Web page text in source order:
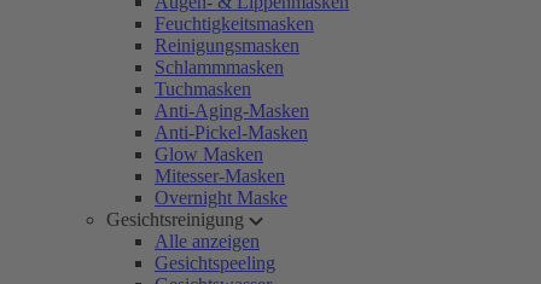
Feuchtigkeitsmasken
Reinigungsmasken
Schlammmasken
Tuchmasken
Anti-Aging-Masken
Anti-Pickel-Masken
Glow Masken
Mitesser-Masken
Overnight Maske
Gesichtsreinigung
Alle anzeigen
Gesichtspeeling